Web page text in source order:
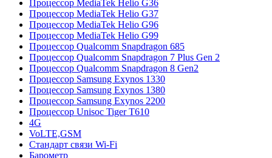
Процессор MediaTek Helio G36
Процессор MediaTek Helio G37
Процессор MediaTek Helio G96
Процессор MediaTek Helio G99
Процессор Qualcomm Snapdragon 685
Процессор Qualcomm Snapdragon 7 Plus Gen 2
Процессор Qualcomm Snapdragon 8 Gen2
Процессор Samsung Exynos 1330
Процессор Samsung Exynos 1380
Процессор Samsung Exynos 2200
Процессор Unisoc Tiger T610
4G
VoLTE,GSM
Cтандарт связи Wi-Fi
Барометр